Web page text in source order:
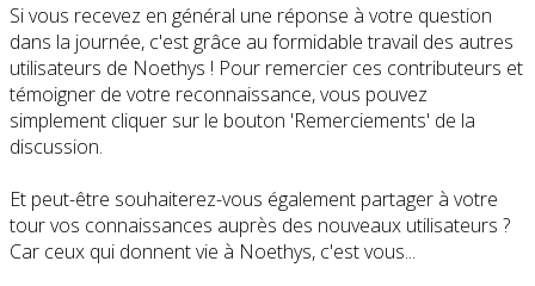
Si vous recevez en général une réponse à votre question
dans la journée, c'est grâce au formidable travail des autres
utilisateurs de Noethys ! Pour remercier ces contributeurs et
témoigner de votre reconnaissance, vous pouvez
simplement cliquer sur le bouton 'Remerciements' de la
discussion.
Et peut-être souhaiterez-vous également partager à votre
tour vos connaissances auprès des nouveaux utilisateurs ?
Car ceux qui donnent vie à Noethys, c'est vous...